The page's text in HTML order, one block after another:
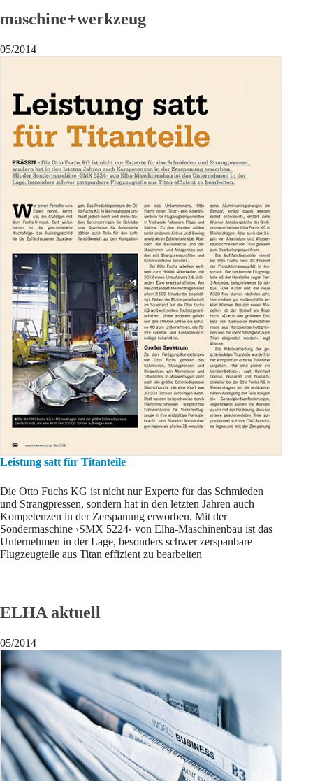
maschine+werkzeug
05/2014
Leistung satt für Titanteile
Die Otto Fuchs KG ist nicht nur Experte für das Schmieden
und Strangpressen, sondern hat in den letzten Jahren auch
Kompetenzen in der Zerspanung erworben. Mit der
Sondermaschine ›SMX 5224‹ von Elha-Maschinenbau ist das
Unternehmen in der Lage, besonders schwer zerspanbare
Flugzeugteile aus Titan effizient zu bearbeiten
ELHA aktuell
05/2014